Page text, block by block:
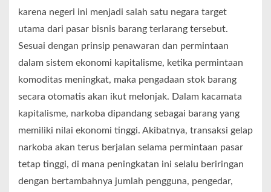
karena negeri ini menjadi salah satu negara target
utama dari pasar bisnis barang terlarang tersebut.
Sesuai dengan prinsip penawaran dan permintaan
dalam sistem ekonomi kapitalisme, ketika permintaan
komoditas meningkat, maka pengadaan stok barang
secara otomatis akan ikut melonjak. Dalam kacamata
kapitalisme, narkoba dipandang sebagai barang yang
memiliki nilai ekonomi tinggi. Akibatnya, transaksi gelap
narkoba akan terus berjalan selama permintaan pasar
tetap tinggi, di mana peningkatan ini selalu beriringan
dengan bertambahnya jumlah pengguna, pengedar,